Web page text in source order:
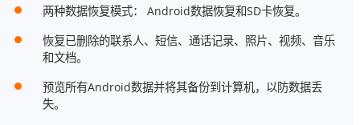
两种数据恢复模式： Android数据恢复和SD卡恢复。
恢复已删除的联系人、短信、通话记录、照片、视频、音乐
和文档。
预览所有Android数据并将其备份到计算机，以防数据丢
失。